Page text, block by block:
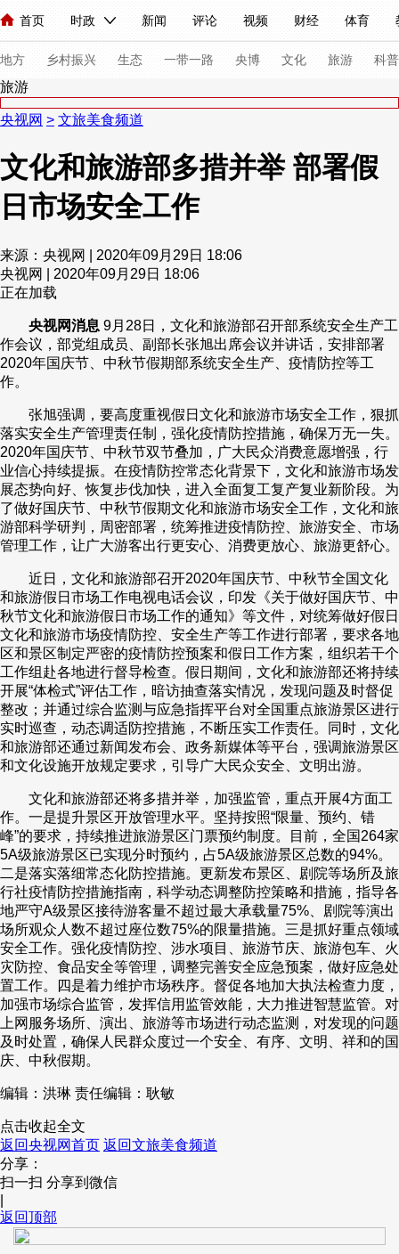
首页 时政 新闻 评论 视频 财经 体育
人民领袖习近平 联播+ 中国领导人 央视快评 习式妙语
直播 栏目大全 节目单 听音 微视频 主持人
海外频道 iPanda English Монгол
地方 乡村振兴 生态 一带一路 央博 文化 旅游 科普
总台春晚 网络春晚
新闻 国内 国际 评论
视频 小央视频 小央直播
体育 直播 竞猜 2026年世界杯 2026年冬奥会
财经 教育 乡村振兴 生态环境 一带一路 央博
大国智造 大国展会 大国保险 云顶对话 云起
CCTV.节目官网 直播 节目单 栏目 片库 热播榜
旅游
央视网 > 文旅美食频道
文化和旅游部多措并举 部署假
日市场安全工作
来源：央视网 | 2020年09月29日 18:06
央视网 | 2020年09月29日 18:06
正在加载
央视网消息 9月28日，文化和旅游部召开部系统安全生产工
作会议，部党组成员、副部长张旭出席会议并讲话，安排部署
2020年国庆节、中秋节假期部系统安全生产、疫情防控等工
作。
张旭强调，要高度重视假日文化和旅游市场安全工作，狠抓
落实安全生产管理责任制，强化疫情防控措施，确保万无一失。
2020年国庆节、中秋节双节叠加，广大民众消费意愿增强，行
业信心持续提振。在疫情防控常态化背景下，文化和旅游市场发
展态势向好、恢复步伐加快，进入全面复工复产复业新阶段。为
了做好国庆节、中秋节假期文化和旅游市场安全工作，文化和旅
游部科学研判，周密部署，统筹推进疫情防控、旅游安全、市场
管理工作，让广大游客出行更安心、消费更放心、旅游更舒心。
近日，文化和旅游部召开2020年国庆节、中秋节全国文化
和旅游假日市场工作电视电话会议，印发《关于做好国庆节、中
秋节文化和旅游假日市场工作的通知》等文件，对统筹做好假日
文化和旅游市场疫情防控、安全生产等工作进行部署，要求各地
区和景区制定严密的疫情防控预案和假日工作方案，组织若干个
工作组赴各地进行督导检查。假日期间，文化和旅游部还将持续
开展“体检式”评估工作，暗访抽查落实情况，发现问题及时督促
整改；并通过综合监测与应急指挥平台对全国重点旅游景区进行
实时巡查，动态调适防控措施，不断压实工作责任。同时，文化
和旅游部还通过新闻发布会、政务新媒体等平台，强调旅游景区
和文化设施开放规定要求，引导广大民众安全、文明出游。
文化和旅游部还将多措并举，加强监管，重点开展4方面工
作。一是提升景区开放管理水平。坚持按照“限量、预约、错
峰”的要求，持续推进旅游景区门票预约制度。目前，全国264家
5A级旅游景区已实现分时预约，占5A级旅游景区总数的94%。
二是落实落细常态化防控措施。更新发布景区、剧院等场所及旅
行社疫情防控措施指南，科学动态调整防控策略和措施，指导各
地严守A级景区接待游客量不超过最大承载量75%、剧院等演出
场所观众人数不超过座位数75%的限量措施。三是抓好重点领域
安全工作。强化疫情防控、涉水项目、旅游节庆、旅游包车、火
灾防控、食品安全等管理，调整完善安全应急预案，做好应急处
置工作。四是着力维护市场秩序。督促各地加大执法检查力度，
加强市场综合监管，发挥信用监管效能，大力推进智慧监管。对
上网服务场所、演出、旅游等市场进行动态监测，对发现的问题
及时处置，确保人民群众度过一个安全、有序、文明、祥和的国
庆、中秋假期。
编辑：洪琳 责任编辑：耿敏
点击收起全文
返回央视网首页 返回文旅美食频道
分享：
扫一扫 分享到微信
返回顶部